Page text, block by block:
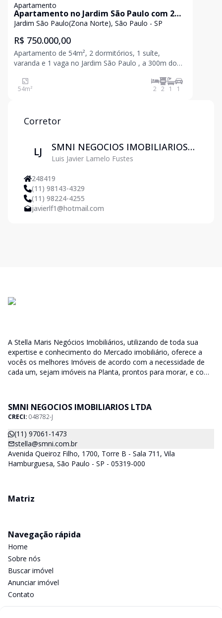
Apartamento
Apartamento no Jardim São Paulo com 2
dorm. , 1 suíte, 1 vaga e lazer próximo ao
Jardim São Paulo(Zona Norte), São Paulo - SP
R$ 750.000,00
Apartamento de 54m², 2 dormitórios, 1 suíte,
varanda e 1 vaga no Jardim São Paulo , a 300m do
condicionado, cooktop, depurador de ar e aquecedor
a gás. Além da excelente localização, o condomínio
54m² 2 2 1 1
Corretor
LJ
SMNI NEGOCIOS IMOBILIARIOS
LTDA
Luis Javier Lamelo Fustes
248419
(11) 98143-4329
(11) 98224-4255
javierlf1@hotmail.com
A Stella Maris Negócios Imobiliários, utilizando de toda sua
expertise e conhecimento do Mercado imobiliário, oferece a
vocês os melhores Imóveis de acordo com a necessidade de
cada um, sejam imóveis na Planta, prontos para morar, e com
nossos clientes. Nossos Corretores (todos Credenciados ao
CRECI-SP) estarão a disposição para lhes mostrar os imóveis
que já temos e, também buscamos Imóveis e regiões que
agradem aos nossos clientes. Procurando Casa, apartamento,
sala comercial, terrenos, galpões dentre outros produtos
imobiliários, é só nos chamar.
SMNI NEGOCIOS IMOBILIARIOS LTDA
CRECI: 048782-J
(11) 97061-1473
stella@smni.com.br
Avenida Queiroz Filho, 1700, Torre B - Sala 711, Vila
Hamburguesa, São Paulo - SP - 05319-000
Matriz
Navegação rápida
Home
Sobre nós
Buscar imóvel
Anunciar imóvel
Contato